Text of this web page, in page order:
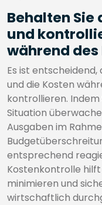
Behalten Sie
und
während
Es ist
und die Kosten
kontrollieren.
Situation
Ausgaben im
entsprechend
Kostenkontrolle hilft
minimieren und
wirtschaftlich